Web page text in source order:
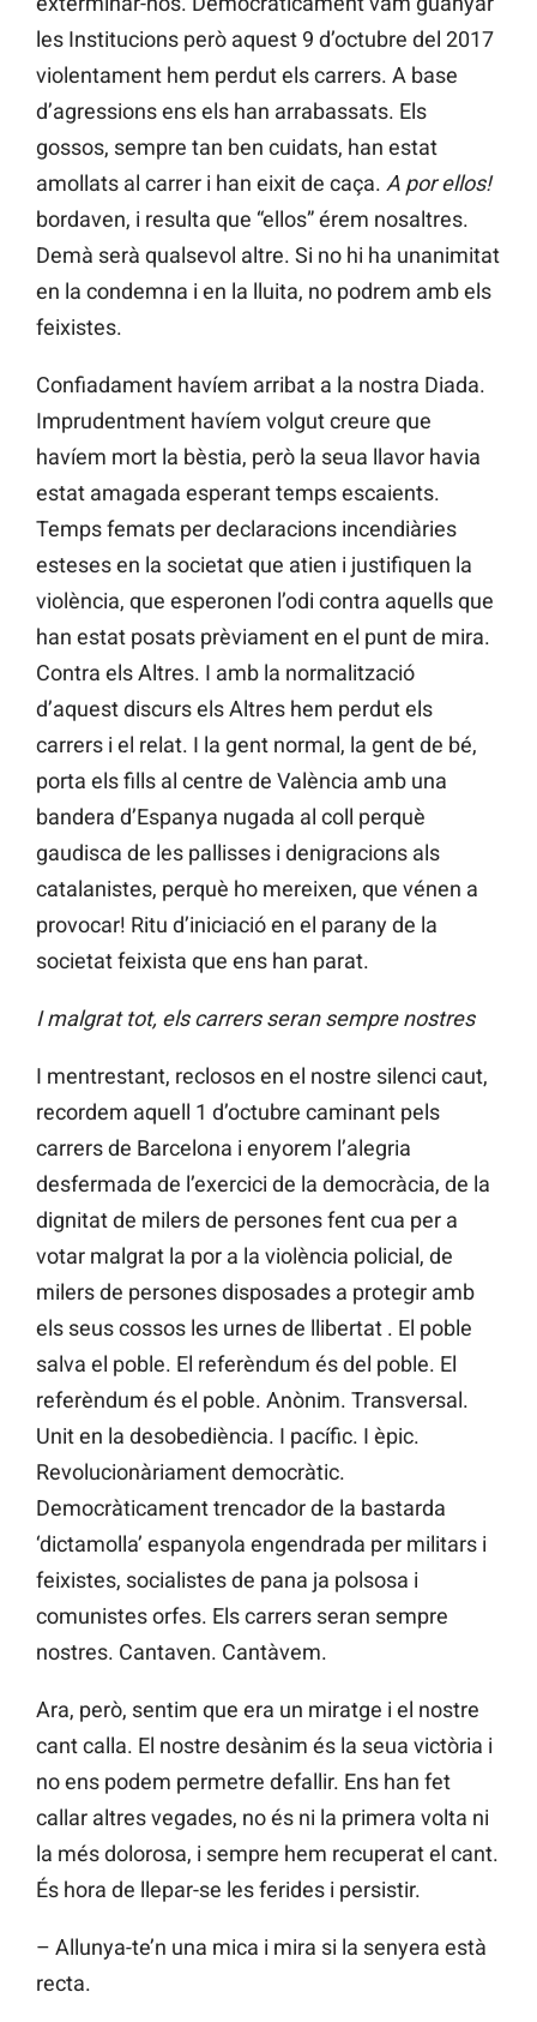
les Institucions però aquest 9 d’octubre del 2017
violentament hem perdut els carrers. A base
d’agressions ens els han arrabassats. Els
gossos, sempre tan ben cuidats, han estat
amollats al carrer i han eixit de caça. A por ellos!
bordaven, i resulta que “ellos” érem nosaltres.
Demà serà qualsevol altre. Si no hi ha unanimitat
en la condemna i en la lluita, no podrem amb els
feixistes.
Confiadament havíem arribat a la nostra Diada.
Imprudentment havíem volgut creure que
havíem mort la bèstia, però la seua llavor havia
estat amagada esperant temps escaients.
Temps femats per declaracions incendiàries
esteses en la societat que atien i justifiquen la
violència, que esperonen l’odi contra aquells que
han estat posats prèviament en el punt de mira.
Contra els Altres. I amb la normalització
d’aquest discurs els Altres hem perdut els
carrers i el relat. I la gent normal, la gent de bé,
porta els fills al centre de València amb una
bandera d’Espanya nugada al coll perquè
gaudisca de les pallisses i denigracions als
catalanistes, perquè ho mereixen, que vénen a
provocar! Ritu d’iniciació en el parany de la
societat feixista que ens han parat.
I malgrat tot, els carrers seran sempre nostres
I mentrestant, reclosos en el nostre silenci caut,
recordem aquell 1 d’octubre caminant pels
carrers de Barcelona i enyorem l’alegria
desfermada de l’exercici de la democràcia, de la
dignitat de milers de persones fent cua per a
votar malgrat la por a la violència policial, de
milers de persones disposades a protegir amb
els seus cossos les urnes de llibertat . El poble
salva el poble. El referèndum és del poble. El
referèndum és el poble. Anònim. Transversal.
Unit en la desobediència. I pacífic. I èpic.
Revolucionàriament democràtic.
Democràticament trencador de la bastarda
‘dictamolla’ espanyola engendrada per militars i
feixistes, socialistes de pana ja polsosa i
comunistes orfes. Els carrers seran sempre
nostres. Cantaven. Cantàvem.
Ara, però, sentim que era un miratge i el nostre
cant calla. El nostre desànim és la seua victòria i
no ens podem permetre defallir. Ens han fet
callar altres vegades, no és ni la primera volta ni
la més dolorosa, i sempre hem recuperat el cant.
És hora de llepar-se les ferides i persistir.
– Allunya-te’n una mica i mira si la senyera està
recta.